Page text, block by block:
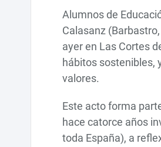
Alumnos de
Calasanz
ayer en Las Cortes
hábitos sostenibles,
valores.
Este acto forma
hace catorce años
toda España), a